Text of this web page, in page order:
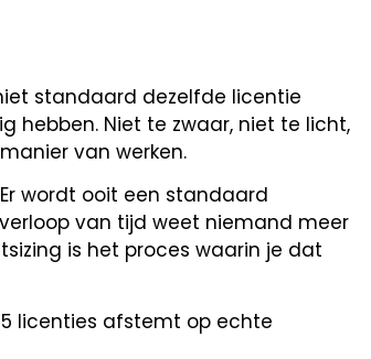
standaard dezelfde licentie
hebben. Niet te zwaar, niet te licht,
van werken.
wordt ooit een standaard
van tijd weet niemand meer
is het proces waarin je dat
licenties afstemt op echte